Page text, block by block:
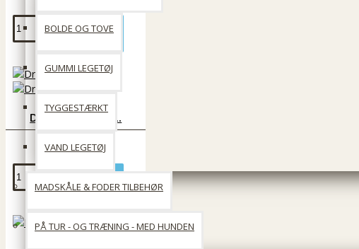
BOLDE OG TOVE
GUMMI LEGETØJ
TYGGESTÆRKT
VAND LEGETØJ
MADSKÅLE & FODER TILBEHØR
PÅ TUR - OG TRÆNING - MED HUNDEN
Læg i kurv
Drikkeflaske 0,5 l.
49 DKK